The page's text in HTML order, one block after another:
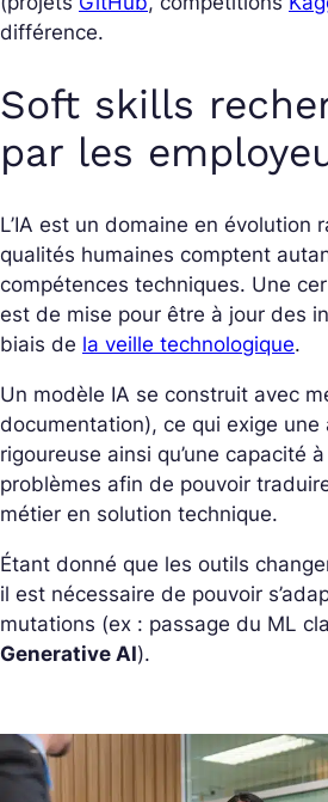
différence.
Soft skills
par les
L’IA est un domaine en évolution
qualités humaines comptent
compétences techniques. Une
est de mise pour être à jour des
biais de la veille technologique.
Un modèle IA se construit avec
documentation), ce qui exige une
rigoureuse ainsi qu’une capacité
problèmes afin de pouvoir
métier en solution technique.
Étant donné que les outils
il est nécessaire de pouvoir
mutations (ex : passage du ML
Generative AI).